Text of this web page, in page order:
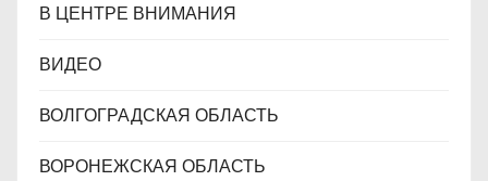
В ЦЕНТРЕ ВНИМАНИЯ
ВИДЕО
ВОЛГОГРАДСКАЯ ОБЛАСТЬ
ВОРОНЕЖСКАЯ ОБЛАСТЬ